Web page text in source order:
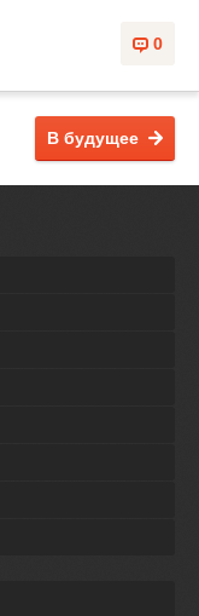
0
В будущее